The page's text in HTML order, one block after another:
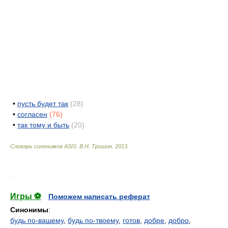
• пусть будет так (28)
• согласен (76)
• так тому и быть (20)
Словарь синонимов ASIS. В.Н. Тришин 2013
Игры ⚽
Поможем написать реферат
Синонимы:
будь по-вашему, будь по-твоему, готов добре добро